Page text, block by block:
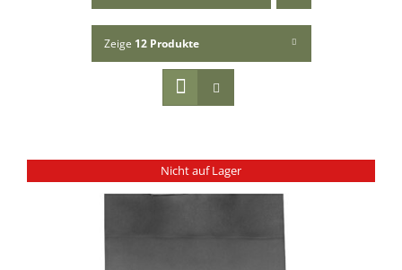
Zeige 12 Produkte
Nicht auf Lager